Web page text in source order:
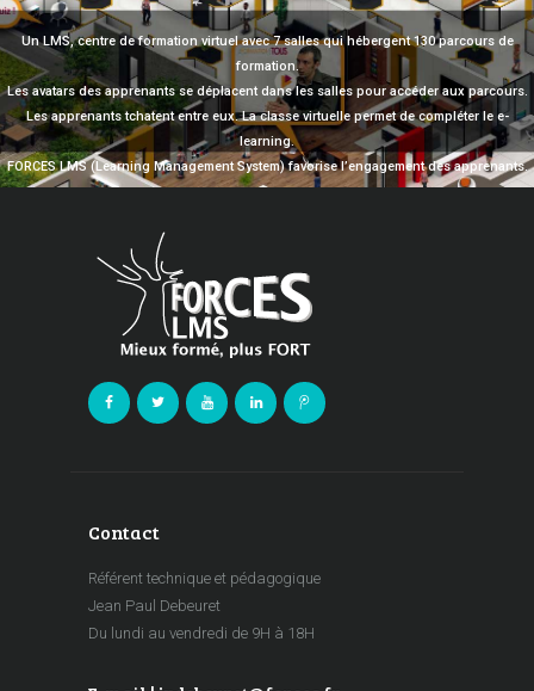
Un LMS, centre de formation virtuel avec 7 salles qui hébergent 130 parcours de
formation.
Les avatars des apprenants se déplacent dans les salles pour accéder aux parcours.
Les apprenants tchatent entre eux. La classe virtuelle permet de compléter le e-
learning.
FORCES LMS (Learning Management System) favorise l’engagement des apprenants.
Contact
Référent technique et pédagogique
Jean Paul Debeuret
Du lundi au vendredi de 9H à 18H